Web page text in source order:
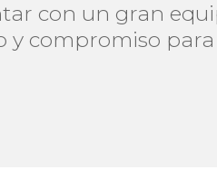
con un gran
y compromiso